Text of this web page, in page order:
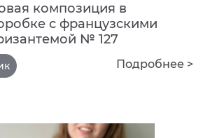
композиция в
с французскими
№ 127
Подробнее >